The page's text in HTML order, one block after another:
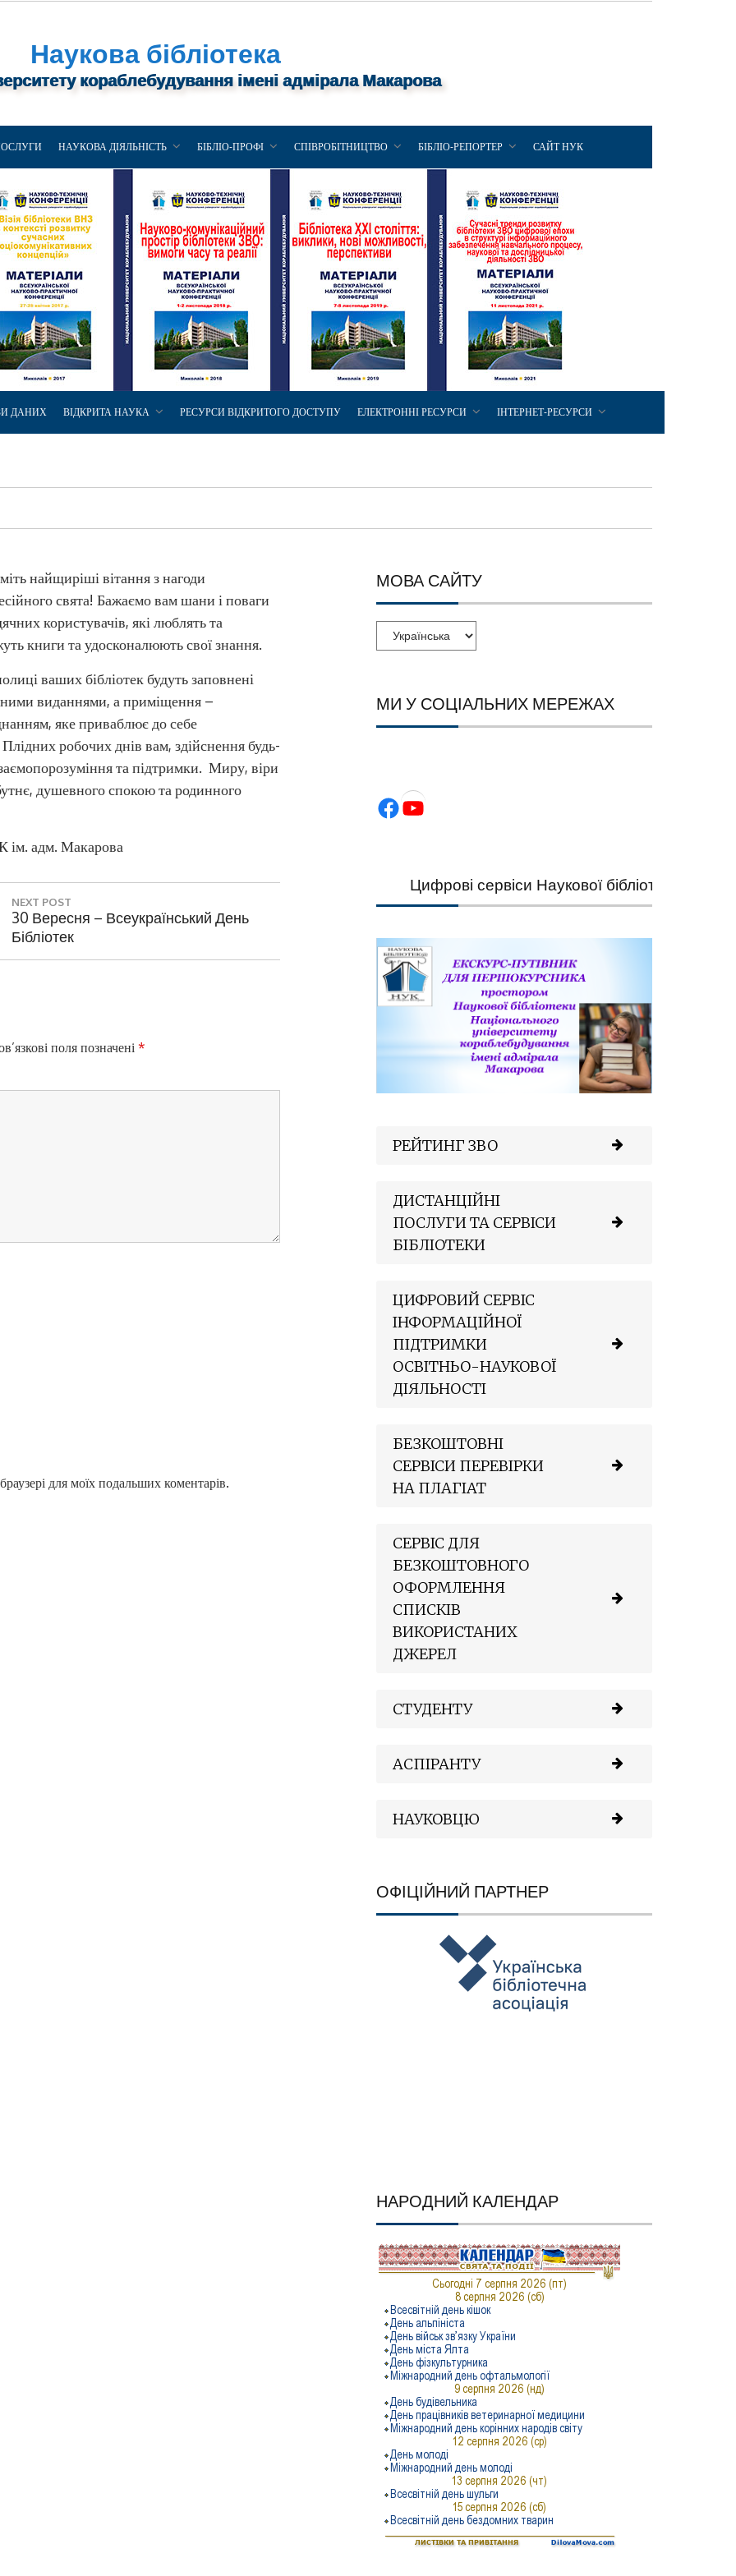
Наукова бібліотека
кораблебудування імені адмірала Макарова
НАУКОВА ДІЯЛЬНІСТЬ БІБЛІО-ПРОФІ СПІВРОБІТНИЦТВО БІБЛІО-РЕПОРТЕР САЙТ НУК
ДАНИХ ВІДКРИТА НАУКА РЕСУРСИ ВІДКРИТОГО ДОСТУПУ ЕЛЕКТРОННІ РЕСУРСИ ІНТЕРНЕТ-РЕСУРСИ
найщиріші вітання з нагоди
свята! Бажаємо вам шани і поваги
користувачів, які люблять та
книги та удосконалюють свої знання.
ваших бібліотек будуть заповнені
виданнями, а приміщення –
яке приваблює до себе
робочих днів вам, здійснення будь-
та підтримки. Миру, віри
душевного спокою та родинного
ім. адм. Макарова
NEXT POST
N
E
T
30 Вересня – Всеукраїнський День
Бібліотек
поля позначені *
для моїх подальших коментарів.
МОВА САЙТУ
МИ У СОЦІАЛЬНИХ МЕРЕЖАХ
Facebook YouTube
Цифрові сервіси Наукової бібліотеки НУК —
РЕЙТИНГ ЗВО
ДИСТАНЦІЙНІ
ПОСЛУГИ ТА СЕРВІСИ
БІБЛІОТЕКИ
ЦИФРОВИЙ СЕРВІС
ІНФОРМАЦІЙНОЇ
ПІДТРИМКИ
ОСВІТНЬО-НАУКОВОЇ
ДІЯЛЬНОСТІ
БЕЗКОШТОВНІ
СЕРВІСИ ПЕРЕВІРКИ
НА ПЛАГІАТ
СЕРВІС ДЛЯ
БЕЗКОШТОВНОГО
ОФОРМЛЕННЯ
СПИСКІВ
ВИКОРИСТАНИХ
ДЖЕРЕЛ
СТУДЕНТУ
АСПІРАНТУ
НАУКОВЦЮ
ОФІЦІЙНИЙ ПАРТНЕР
НАРОДНИЙ КАЛЕНДАР